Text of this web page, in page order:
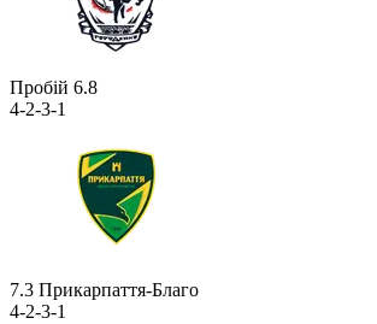
Пробій 6.8
4-2-3-1
7.3 Прикарпаття-Благо
4-2-3-1